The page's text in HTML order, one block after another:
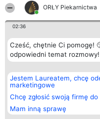
ORŁY Piekarnictwa
02:36
Cześć, chętnie Ci pomogę!
odpowiedni temat
Jestem Laureatem, chcę
marketingowe
Chcę zgłosić swoją firmę do
Mam inną sprawę
Organizator plebiscytu
Bright Side Solutions sp. z o.
o. sp. k.
ul. Ruska 22
Wrocław 50-079
KRS 0000749100 | Regon
381313360 | NIP 8943132676
+48 508 492 400